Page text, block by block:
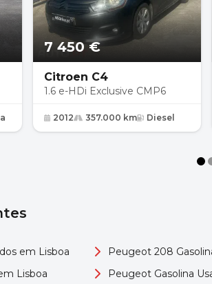
7 450 €
Citroen C4
1.6 e-HDi Exclusive CMP6
2012 357.000 km Diesel
em Lisboa Peugeot 208
Lisboa
Peugeot Gasolina